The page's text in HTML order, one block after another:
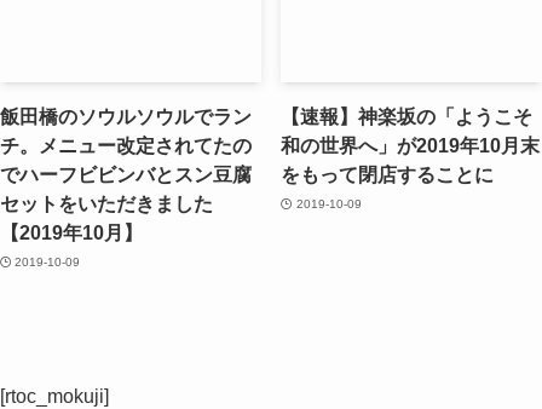
飯田橋のソウルソウルでラン
チ。メニュー改定されてたの
でハーフビビンバとスン豆腐
セットをいただきました
【2019年10月】
2019-10-09
【速報】神楽坂の「ようこそ
和の世界へ」が2019年10月末
をもって閉店することに
2019-10-09
[rtoc_mokuji]